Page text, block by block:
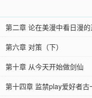
第二章 论在美漫中看日漫
第六章 对策（下）
第十章 从今天开始做剑仙
第十四章 监禁play爱好者古